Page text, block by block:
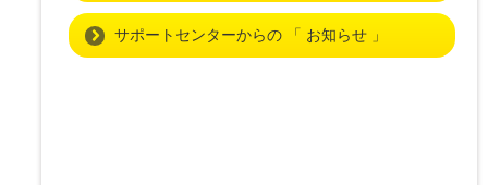
サポートセンターからの 「 お知らせ 」